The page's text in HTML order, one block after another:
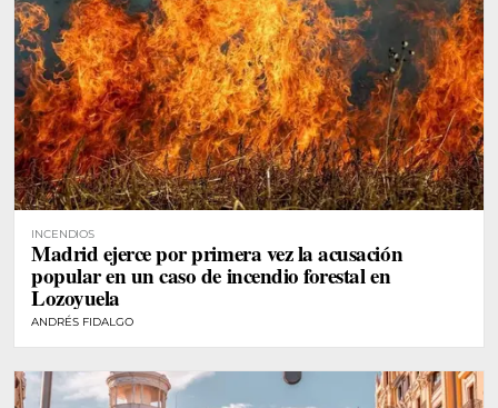
INCENDIOS
Madrid ejerce por primera vez la acusación
popular en un caso de incendio forestal en
Lozoyuela
ANDRÉS FIDALGO